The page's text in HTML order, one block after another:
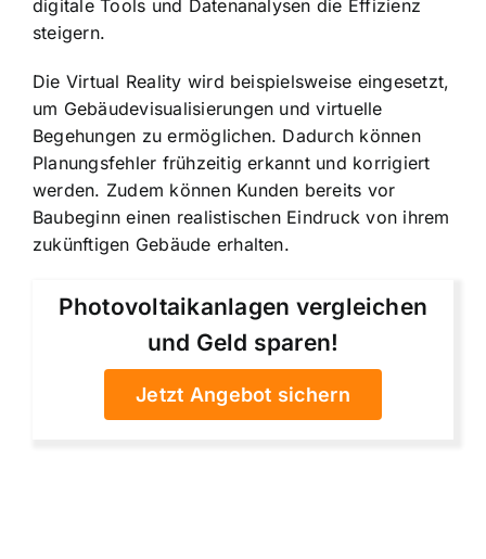
digitale Tools und Datenanalysen die Effizienz
steigern.
Die Virtual Reality wird beispielsweise eingesetzt,
um Gebäudevisualisierungen und virtuelle
Begehungen zu ermöglichen. Dadurch können
Planungsfehler frühzeitig erkannt und korrigiert
werden. Zudem können Kunden bereits vor
Baubeginn einen realistischen Eindruck von ihrem
zukünftigen Gebäude erhalten.
Photovoltaikanlagen vergleichen
und Geld sparen!
Jetzt Angebot sichern